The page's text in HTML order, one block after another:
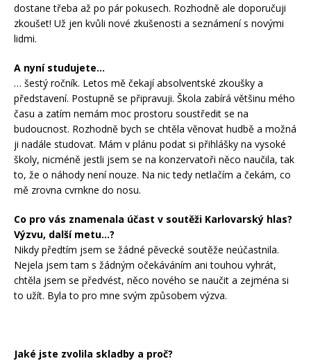
dostane třeba až po pár pokusech. Rozhodně ale doporučuji
zkoušet! Už jen kvůli nové zkušenosti a seznámení s novými
lidmi.
A nyní studujete…
… šestý ročník. Letos mě čekají absolventské zkoušky a
představení. Postupně se připravuji. Škola zabírá většinu mého
času a zatím nemám moc prostoru soustředit se na
budoucnost. Rozhodně bych se chtěla věnovat hudbě a možná
ji nadále studovat. Mám v plánu podat si přihlášky na vysoké
školy, nicméně jestli jsem se na konzervatoři něco naučila, tak
to, že o náhody není nouze. Na nic tedy netlačím a čekám, co
mě zrovna cvrnkne do nosu.
Co pro vás znamenala účast v soutěži Karlovarský hlas?
Výzvu, další metu…?
Nikdy předtím jsem se žádné pěvecké soutěže neúčastnila.
Nejela jsem tam s žádným očekáváním ani touhou vyhrát,
chtěla jsem se předvést, něco nového se naučit a zejména si
to užít. Byla to pro mne svým způsobem výzva.
Jaké jste zvolila skladby a proč?